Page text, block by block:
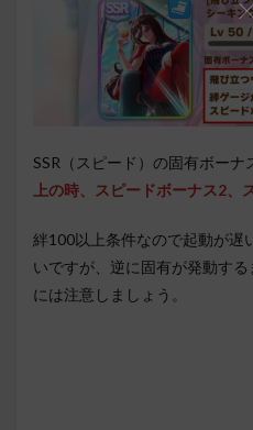
SSR（スピード）の固有ボーナ
上の時、スピードボーナス2、
絆100以上条件なので起動が遅
いですが、逆に固有が発動す
には注意しましょう。